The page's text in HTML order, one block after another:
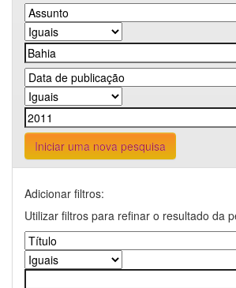
Iniciar uma nova pesquisa
Adicionar filtros:
Utilizar filtros para refinar o resultado da